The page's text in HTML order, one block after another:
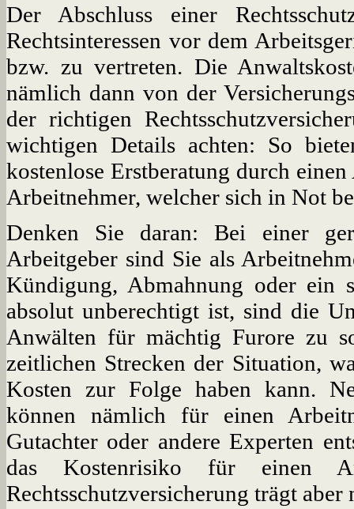
Der Abschluss einer
Rechtsinteressen vor dem
bzw. zu vertreten. Die
nämlich dann von der
der richtigen
wichtigen Details achten: So
kostenlose Erstberatung durch
Arbeitnehmer, welcher sich in Not
Denken Sie daran: Bei einer
Arbeitgeber sind Sie als
Kündigung, Abmahnung oder ein
absolut unberechtigt ist, sind die
Anwälten für mächtig Furore zu
zeitlichen Strecken der Situation,
Kosten zur Folge haben kann.
können nämlich für einen
Gutachter oder andere Experten
das Kostenrisiko für einen
Rechtsschutzversicherung trägt